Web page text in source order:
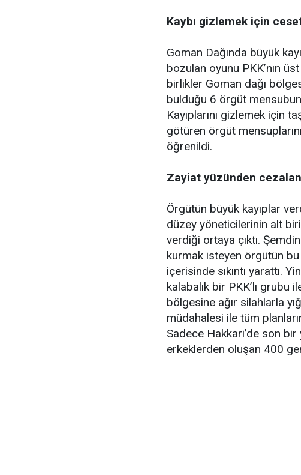
Kaybı gizlemek için
Goman Dağında büyük
bozulan oyunu PKK’nın
birlikler Goman dağı
bulduğu 6 örgüt
Kayıplarını gizlemek için
götüren örgüt
öğrenildi.
Zayiat yüzünden
Örgütün büyük kayıplar
düzey yöneticilerinin alt
verdiği ortaya çıktı.
kurmak isteyen örgütün
içerisinde sıkıntı yarattı.
kalabalık bir PKK’lı grubu
bölgesine ağır silahlarla
müdahalesi ile tüm
Sadece Hakkari’de son bir
erkeklerden oluşan 400